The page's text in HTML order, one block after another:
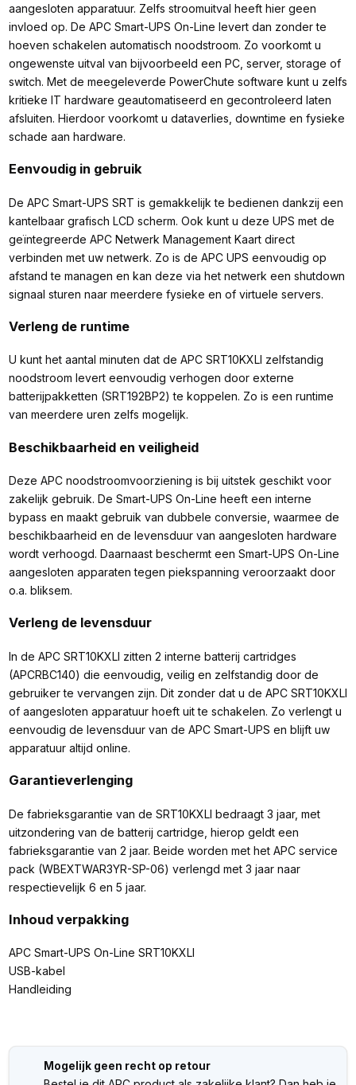
aangesloten apparatuur. Zelfs stroomuitval heeft hier geen
invloed op. De APC Smart-UPS On-Line levert dan zonder te
hoeven schakelen automatisch noodstroom. Zo voorkomt u
ongewenste uitval van bijvoorbeeld een PC, server, storage of
switch. Met de meegeleverde PowerChute software kunt u zelfs
kritieke IT hardware geautomatiseerd en gecontroleerd laten
afsluiten. Hierdoor voorkomt u dataverlies, downtime en fysieke
schade aan hardware.
Eenvoudig in gebruik
De APC Smart-UPS SRT is gemakkelijk te bedienen dankzij een
kantelbaar grafisch LCD scherm. Ook kunt u deze UPS met de
geïntegreerde APC Netwerk Management Kaart direct
verbinden met uw netwerk. Zo is de APC UPS eenvoudig op
afstand te managen en kan deze via het netwerk een shutdown
signaal sturen naar meerdere fysieke en of virtuele servers.
Verleng de runtime
U kunt het aantal minuten dat de APC SRT10KXLI zelfstandig
noodstroom levert eenvoudig verhogen door externe
batterijpakketten (SRT192BP2) te koppelen. Zo is een runtime
van meerdere uren zelfs mogelijk.
Beschikbaarheid en veiligheid
Deze APC noodstroomvoorziening is bij uitstek geschikt voor
zakelijk gebruik. De Smart-UPS On-Line heeft een interne
bypass en maakt gebruik van dubbele conversie, waarmee de
beschikbaarheid en de levensduur van aangesloten hardware
wordt verhoogd. Daarnaast beschermt een Smart-UPS On-Line
aangesloten apparaten tegen piekspanning veroorzaakt door
o.a. bliksem.
Verleng de levensduur
In de APC SRT10KXLI zitten 2 interne batterij cartridges
(APCRBC140) die eenvoudig, veilig en zelfstandig door de
gebruiker te vervangen zijn. Dit zonder dat u de APC SRT10KXLI
of aangesloten apparatuur hoeft uit te schakelen. Zo verlengt u
eenvoudig de levensduur van de APC Smart-UPS en blijft uw
apparatuur altijd online.
Garantieverlenging
De fabrieksgarantie van de SRT10KXLI bedraagt 3 jaar, met
uitzondering van de batterij cartridge, hierop geldt een
fabrieksgarantie van 2 jaar. Beide worden met het APC service
pack (WBEXTWAR3YR-SP-06) verlengd met 3 jaar naar
respectievelijk 6 en 5 jaar.
Inhoud verpakking
APC Smart-UPS On-Line SRT10KXLI
USB-kabel
Handleiding
Mogelijk geen recht op retour